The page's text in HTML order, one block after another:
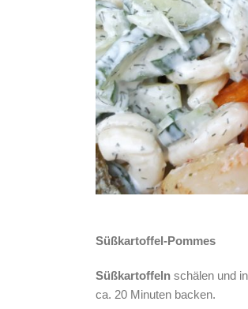
Süßkartoffel-Pommes
Süßkartoffeln schälen und
ca. 20 Minuten backen.